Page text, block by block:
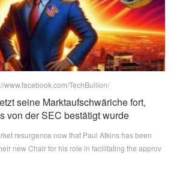
www.facebook.com/TechBullion/
seine Marktaufschwäriche fort,
von der SEC bestätigt wurde
resurgence now that Paul Atkins has been
new Chair for his role in facilitating the approv